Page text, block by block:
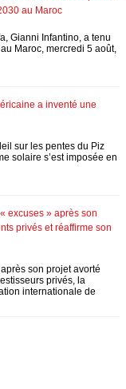
au Maroc
Gianni Infantino, a tenu
Maroc, mercredi 5 août,
a inventé une
sur les pentes du Piz
solaire s’est imposée en
excuses » après son
privés et réaffirme son
son projet avorté
privés, la
internationale de